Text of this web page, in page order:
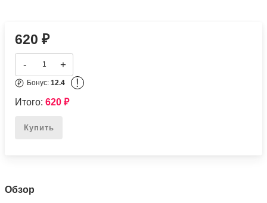
620₽
- +
Бонус:12.4 !
Итого:620₽
Купить
Обзор